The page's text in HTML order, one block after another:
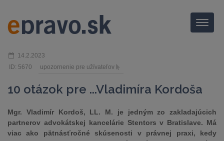
Menu
14.2.2023
ID: 5670
upozornenie pre užívateľov
10 otázok pre ...Vladimíra Kordoša
Mgr. Vladimír Kordoš, LL. M. je jedným zo zakladajúcich
partnerov advokátskej kancelárie Stentors v Bratislave. Má
viac ako pätnásťročné skúsenosti v právnej praxi, kedy